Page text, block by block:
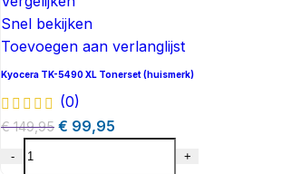
Snel bekijken
Toevoegen aan verlanglijst
Kyocera TK-5490 XL Tonerset (huismerk)
(0)
€149,95 € 99,95
- +